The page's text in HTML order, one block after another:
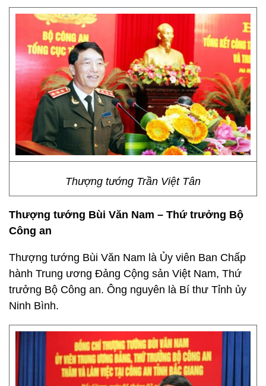
Thượng tướng Trần Việt Tân
Thượng tướng Bùi Văn Nam – Thứ trưởng Bộ
Công an
Thượng tướng Bùi Văn Nam là Ủy viên Ban Chấp
hành Trung ương Đảng Cộng sản Việt Nam, Thứ
trưởng Bộ Công an. Ông nguyên là Bí thư Tỉnh ủy
Ninh Bình.